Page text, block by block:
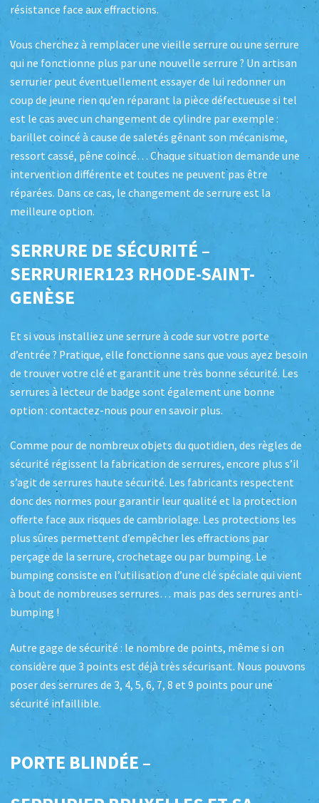
résistance face aux effractions.
Vous cherchez à remplacer une vieille serrure ou une serrure
qui ne fonctionne plus par une nouvelle serrure ? Un artisan
serrurier peut éventuellement essayer de lui redonner un
coup de jeune rien qu’en réparant la pièce défectueuse si tel
est le cas avec un changement de cylindre par exemple :
barillet coincé à cause de saletés gênant son mécanisme,
ressort cassé, pêne coincé… Chaque situation demande une
intervention différente et toutes ne peuvent pas être
réparées. Dans ce cas, le changement de serrure est la
meilleure option.
SERRURE DE SÉCURITÉ –
SERRURIER123 RHODE-SAINT-
GENÈSE
Et si vous installiez une serrure à code sur votre porte
d’entrée ? Pratique, elle fonctionne sans que vous ayez besoin
de trouver votre clé et garantit une très bonne sécurité. Les
serrures à lecteur de badge sont également une bonne
option : contactez-nous pour en savoir plus.
Comme pour de nombreux objets du quotidien, des règles de
sécurité régissent la fabrication de serrures, encore plus s’il
s’agit de serrures haute sécurité. Les fabricants respectent
donc des normes pour garantir leur qualité et la protection
offerte face aux risques de cambriolage. Les protections les
plus sûres permettent d’empêcher les effractions par
perçage de la serrure, crochetage ou par bumping. Le
bumping consiste en l’utilisation d’une clé spéciale qui vient
à bout de nombreuses serrures… mais pas des serrures anti-
bumping !
Autre gage de sécurité : le nombre de points, même si on
considère que 3 points est déjà très sécurisant. Nous pouvons
poser des serrures de 3, 4, 5, 6, 7, 8 et 9 points pour une
sécurité infaillible.
PORTE BLINDÉE –